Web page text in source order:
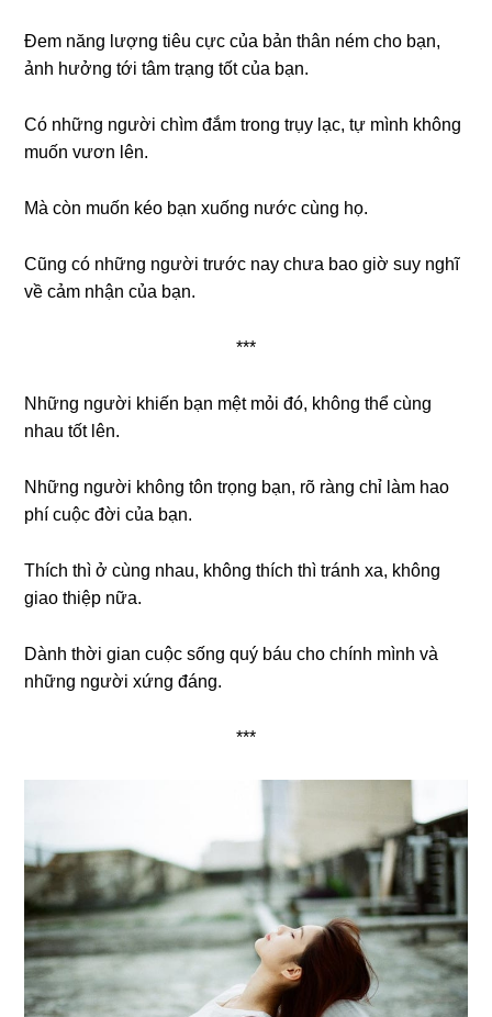
Đem năng lượng tiêu cực của bản thân ném cho bạn,
ảnh hưởng tới tâm trạng tốt của bạn.
Có những người chìm đắm trong trụy lạc, tự mình không
muốn vươn lên.
Mà còn muốn kéo bạn xuống nước cùng họ.
Cũng có những người trước nay chưa bao giờ suy nghĩ
về cảm nhận của bạn.
***
Những người khiến bạn mệt mỏi đó, không thể cùng
nhau tốt lên.
Những người không tôn trọng bạn, rõ ràng chỉ làm hao
phí cuộc đời của bạn.
Thích thì ở cùng nhau, không thích thì tránh xa, không
giao thiệp nữa.
Dành thời gian cuộc sống quý báu cho chính mình và
những người xứng đáng.
***